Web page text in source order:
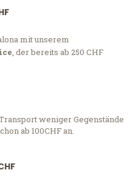
mit unserem
, der bereits ab 250 CHF
weniger Gegenstände
ab 100CHF an.